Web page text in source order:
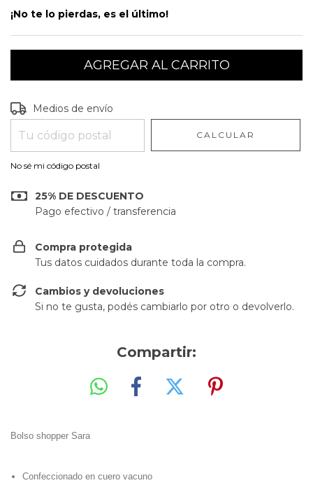
¡No te lo pierdas, es el último!
Entregas para el CP:
Medios de envío
CALCULAR
No sé mi código postal
25% DE DESCUENTO
Pago efectivo / transferencia
Compra protegida
Tus datos cuidados durante toda la compra.
Cambios y devoluciones
Si no te gusta, podés cambiarlo por otro o devolverlo.
Compartir:
Bolso shopper Sara
Confeccionado en cuero vacuno